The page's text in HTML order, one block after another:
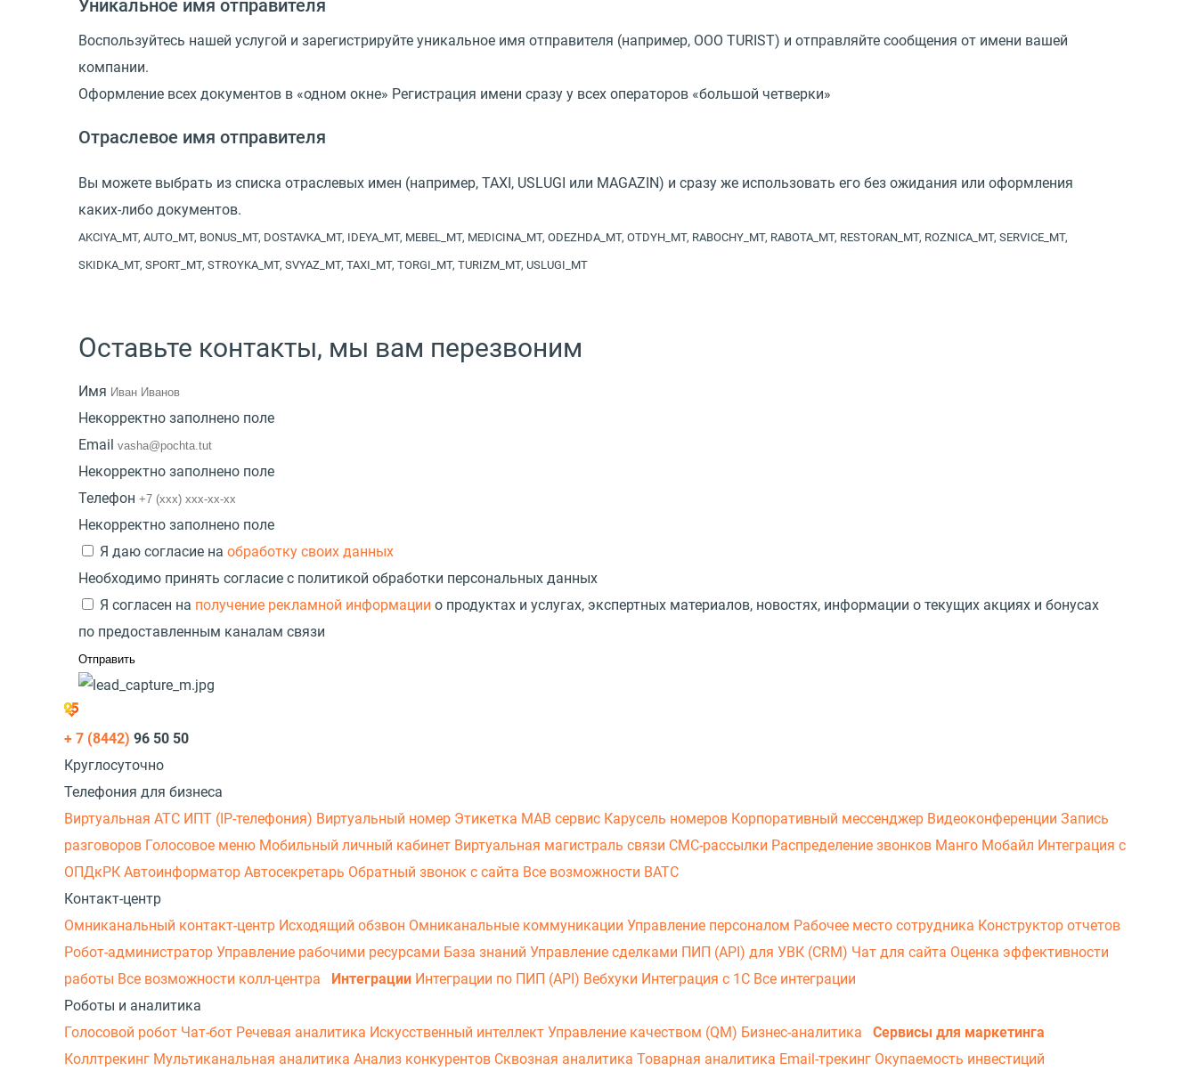
Уникальное имя отправителя
Воспользуйтесь нашей услугой и зарегистрируйте уникальное имя отправителя (например, OOO TURIST) и отправляйте сообщения от имени вашей
компании.
Оформление всех документов в «одном окне» Регистрация имени сразу у всех операторов «большой четверки»
Отраслевое имя отправителя
Вы можете выбрать из списка отраслевых имен (например, TAXI, USLUGI или MAGAZIN) и сразу же использовать его без ожидания или оформления
каких-либо документов.
AKCIYA_MT, AUTO_MT, BONUS_MT, DOSTAVKA_MT, IDEYA_MT, MEBEL_MT, MEDICINA_MT, ODEZHDA_MT, OTDYH_MT, RABOCHY_MT, RABOTA_MT, RESTORAN_MT, ROZNICA_MT, SERVICE_MT,
SKIDKA_MT, SPORT_MT, STROYKA_MT, SVYAZ_MT, TAXI_MT, TORGI_MT, TURIZM_MT, USLUGI_MT
Оставьте контакты, мы вам перезвоним
Имя
Некорректно заполнено поле
Email
Некорректно заполнено поле
Телефон
Некорректно заполнено поле
Я даю согласие на обработку своих данных
Необходимо принять согласие с политикой обработки персональных данных
Я согласен на получение рекламной информации о продуктах и услугах, экспертных материалов, новостях, информации о текущих акциях и бонусах
по предоставленным каналам связи
+ 7 (8442) 96 50 50
Круглосуточно
Телефония для бизнеса
Виртуальная АТС ИПТ (IP-телефония) Виртуальный номер Этикетка МАВ сервис Карусель номеров Корпоративный мессенджер Видеоконференции Запись
разговоров Голосовое меню Мобильный личный кабинет Виртуальная магистраль связи СМС-рассылки Распределение звонков Манго Мобайл Интеграция с
ОПДкРК Автоинформатор Автосекретарь Обратный звонок с сайта Все возможности ВАТС
Контакт-центр
Омниканальный контакт-центр Исходящий обзвон Омниканальные коммуникации Управление персоналом Рабочее место сотрудника Конструктор отчетов
Робот-администратор Управление рабочими ресурсами База знаний Управление сделками ПИП (API) для УВК (CRM) Чат для сайта Оценка эффективности
работы Все возможности колл-центра Интеграции Интеграции по ПИП (API) Вебхуки Интеграция с 1С Все интеграции
Роботы и аналитика
Голосовой робот Чат-бот Речевая аналитика Искусственный интеллект Управление качеством (QM) Бизнес-аналитика
Сервисы для маркетинга
Коллтрекинг Мультиканальная аналитика Анализ конкурентов Сквозная аналитика Товарная аналитика Email-трекинг Окупаемость инвестиций